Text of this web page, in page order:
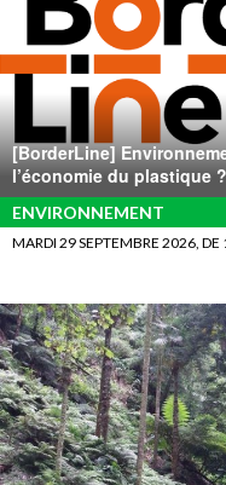
[BorderLine]
l’économie du plastique ?
ENVIRONNEMENT
MARDI 29 SEPTEMBRE 2026,